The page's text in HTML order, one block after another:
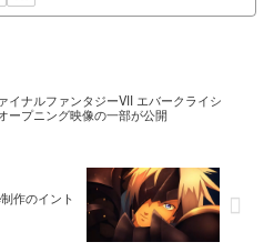
イナルファンタジーVII エバークライシ
ープニング映像の一部が公開
作のイント